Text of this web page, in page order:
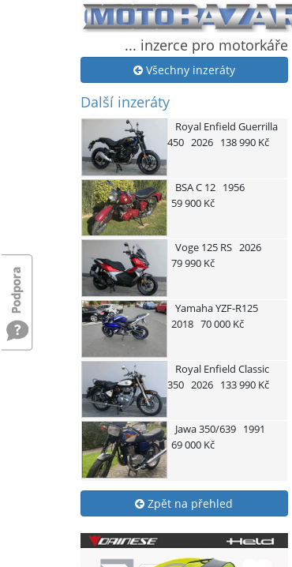
... inzerce pro motorkáře
Všechny inzeráty
Další inzeráty
Royal Enfield Guerrilla
450 2026 138 990 Kč
BSAC 12 1956
59 900 Kč
Voge125 RS 2026
79 990 Kč
YamahaYZF-R125
2018 70 000 Kč
Royal Enfield Classic
350 2026 133 990 Kč
Jawa350/639 1991
69 000 Kč
Zpět na přehled